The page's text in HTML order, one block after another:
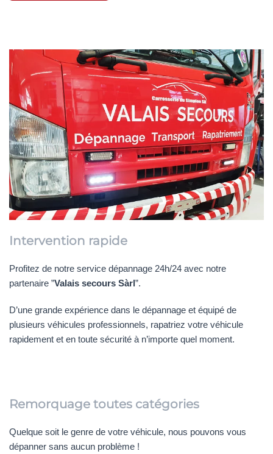
Intervention rapide
Profitez de notre service dépannage 24h/24 avec notre
partenaire ”Valais secours Sàrl”.
D’une grande expérience dans le dépannage et équipé de
plusieurs véhicules professionnels, rapatriez votre véhicule
rapidement et en toute sécurité à n’importe quel moment.
Remorquage toutes catégories
Quelque soit le genre de votre véhicule, nous pouvons vous
dépanner sans aucun problème !